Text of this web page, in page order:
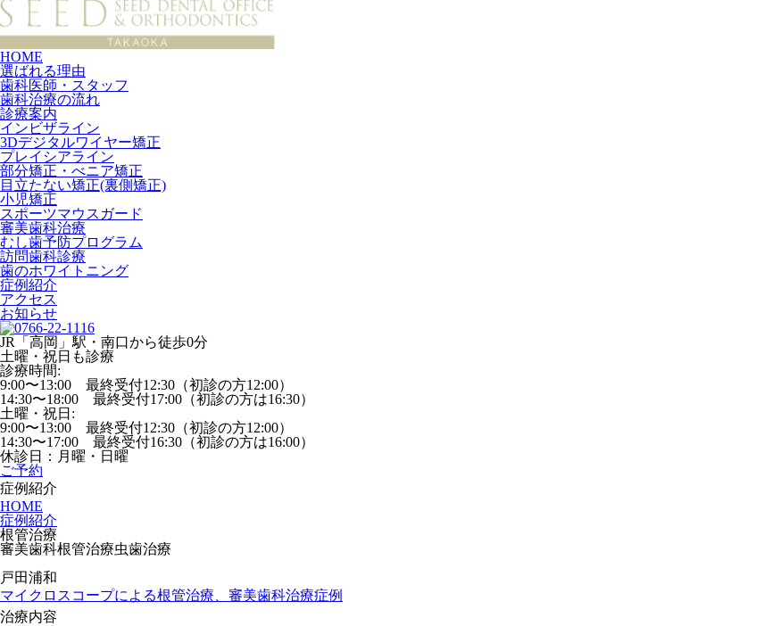
HOME
選ばれる理由
歯科医師・スタッフ
歯科治療の流れ
診療案内
インビザライン
3Dデジタルワイヤー矯正
プレイシアライン
部分矯正・べニア矯正
目立たない矯正(裏側矯正)
小児矯正
スポーツマウスガード
審美歯科治療
むし歯予防プログラム
訪問歯科診療
歯のホワイトニング
症例紹介
アクセス
お知らせ
JR「高岡」駅・南口から徒歩0分
土曜・祝日も診療
診療時間:
9:00〜13:00 最終受付12:30（初診の方12:00）
14:30〜18:00 最終受付17:00（初診の方は16:30）
土曜・祝日:
9:00〜13:00 最終受付12:30（初診の方12:00）
14:30〜17:00 最終受付16:30（初診の方は16:00）
休診日：月曜・日曜
ご予約
症例紹介
HOME
症例紹介
根管治療
審美歯科根管治療虫歯治療
戸田浦和
マイクロスコープによる根管治療、審美歯科治療症例
治療内容